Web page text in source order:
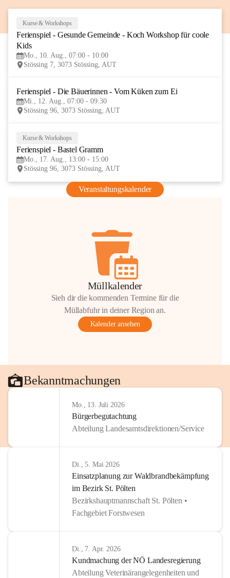
AUG
Kurse & Workshops
Ferienspiel - Gesunde Gemeinde - Koch Workshop für coole
Kids
Mo., 10. Aug., 07:00 - 10:00
Stössing 7, 3073 Stössing, AUT
Ferienspiel - Die Bäuerinnen - Vom Küken zum Ei
Mi., 12. Aug., 07:00 - 09:30
Stössing 96, 3073 Stössing, AUT
Kurse & Workshops
Ferienspiel - Bastel Gramm
Mo., 17. Aug., 13:00 - 15:00
Stössing 96, 3073 Stössing, AUT
Veranstaltungskalender
Müllkalender
Sieh dir die kommenden Termine für die
Müllabfuhr in deiner Region an.
Kalender ansehen
Bekanntmachungen
Mo., 13. Juli 2026
Bürgerbegutachtung
Abteilung Landesamtsdirektionen/Service
Di., 5. Mai 2026
Einsatzplanung zur Waldbrandbekämpfung
im Bezirk St. Pölten
Bezirkshauptmannschaft St. Pölten •
Fachgebiet Forstwesen
Di., 7. Apr. 2026
Kundmachung der NÖ Landesregierung
Abteilung Veterinärangelegenheiten und